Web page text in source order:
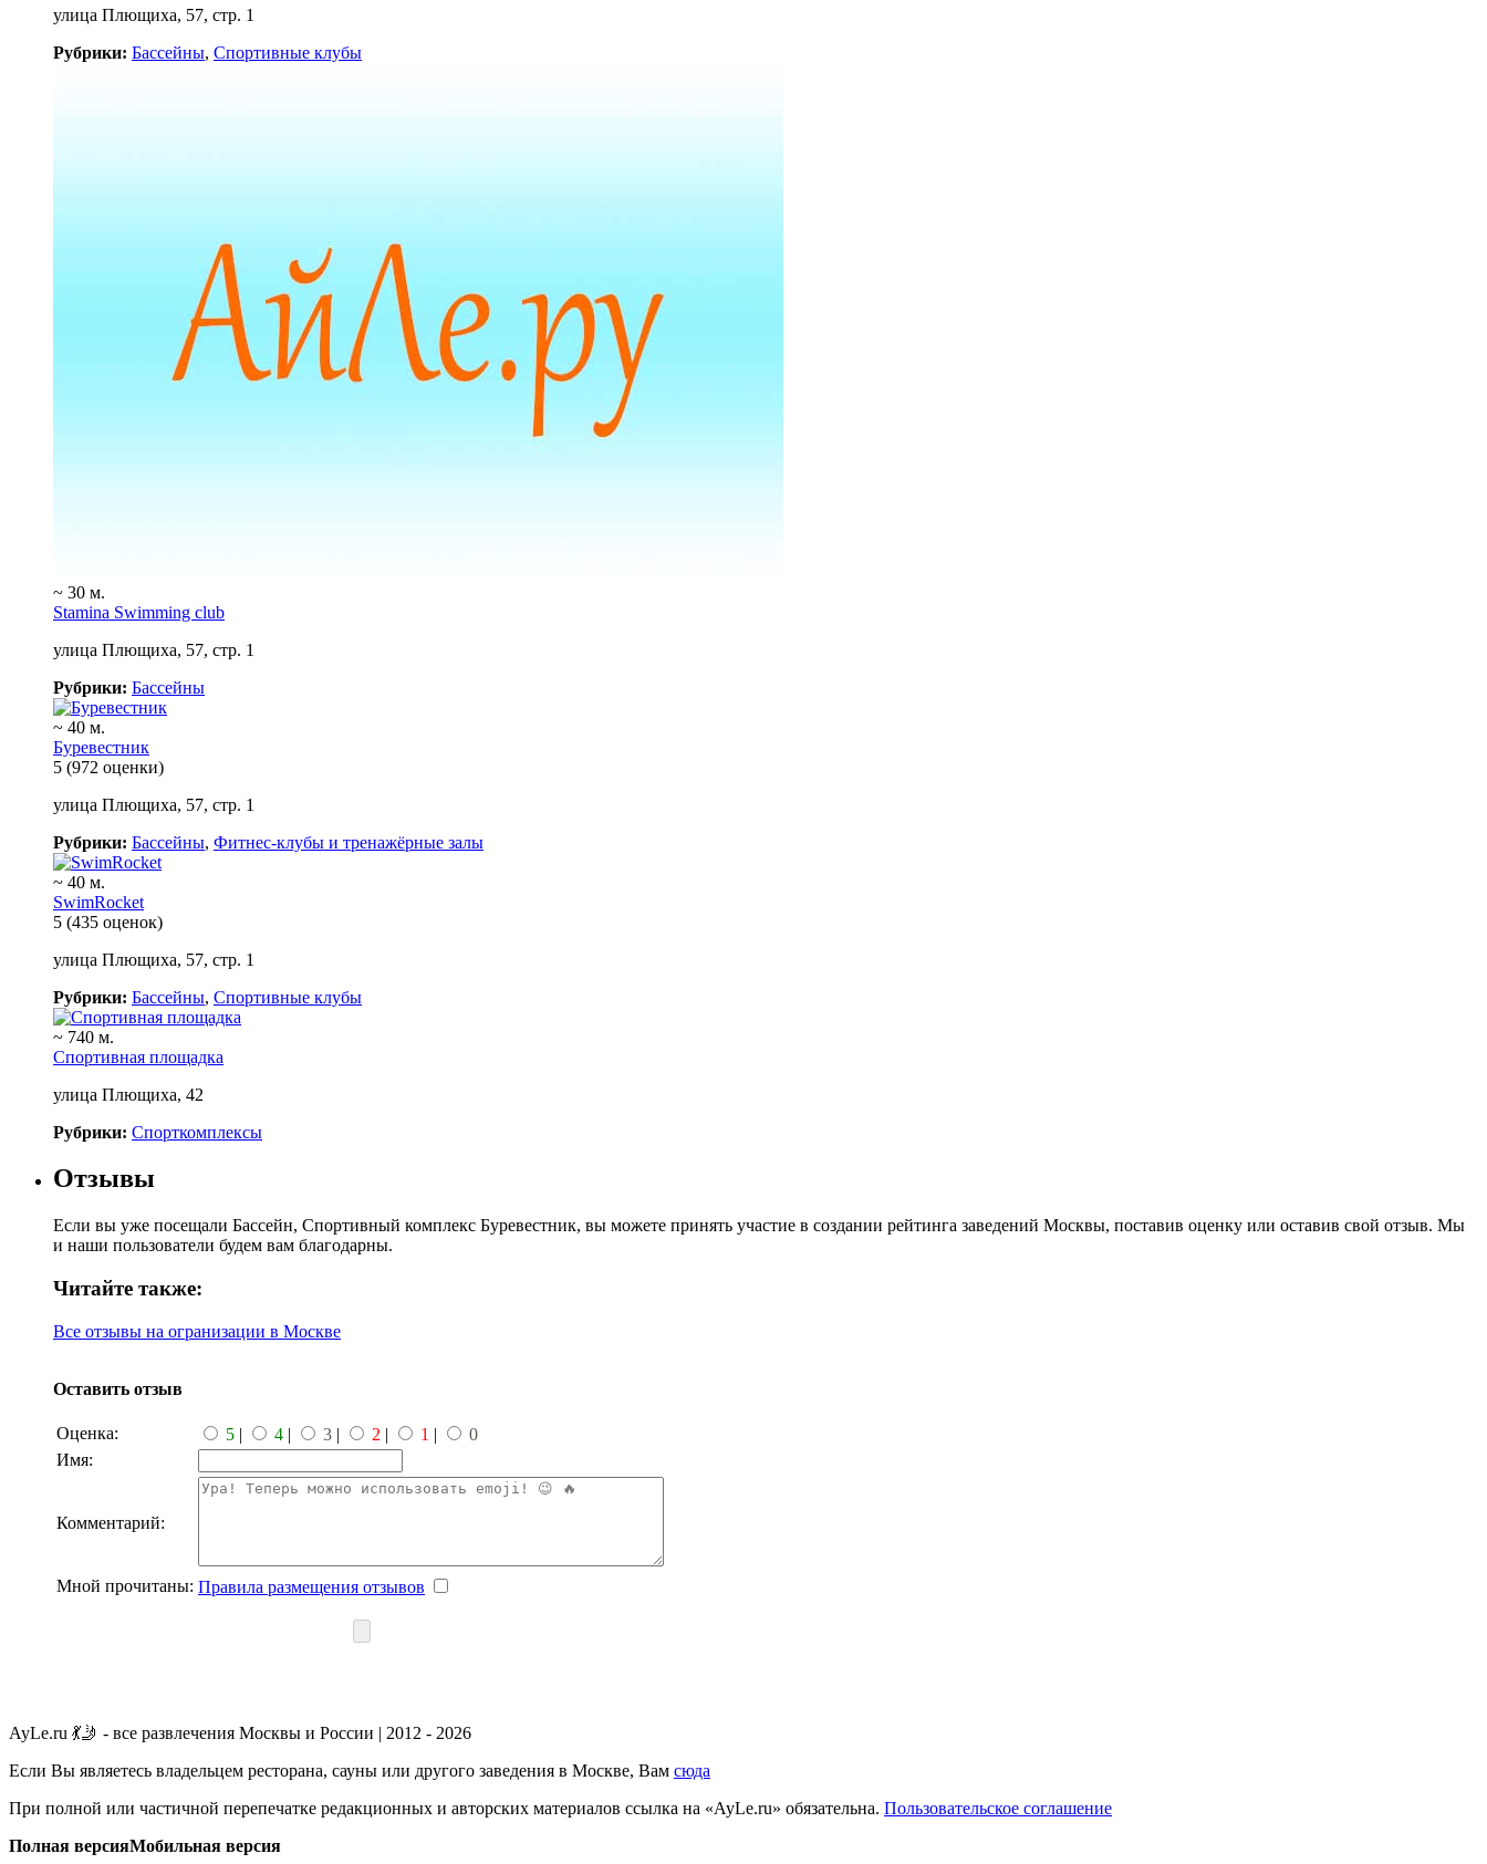
улица Плющиха, 57, стр. 1
Рубрики: Бассейны, Спортивные клубы
~ 30 м.
Stamina Swimming club
улица Плющиха, 57, стр. 1
Рубрики: Бассейны
~ 40 м.
Буревестник
5 (972 оценки)
улица Плющиха, 57, стр. 1
Рубрики: Бассейны, Фитнес-клубы и тренажёрные залы
~ 40 м.
SwimRocket
5 (435 оценок)
улица Плющиха, 57, стр. 1
Рубрики: Бассейны, Спортивные клубы
~ 740 м.
Спортивная площадка
улица Плющиха, 42
Рубрики: Спорткомплексы
Отзывы
Если вы уже посещали Бассейн, Спортивный комплекс Буревестник, вы можете принять участие в создании рейтинга заведений Москвы, поставив оценку или оставив свой отзыв. Мы
и наши пользователи будем вам благодарны.
Читайте также:
Все отзывы на огранизации в Москве
Оставить отзыв
Оценка: 5 | 4 | 3 | 2 | 1 |
0
Имя:
Комментарий:
Мной прочитаны: Правила размещения отзывов
AyLe.ru 💃🤳 - все развлечения Москвы и России | 2012 - 2026
Если Вы являетесь владельцем ресторана, сауны или другого заведения в Москве, Вам сюда
При полной или частичной перепечатке редакционных и авторских материалов ссылка на «AyLe.ru» обязательна. Пользовательское соглашение
Полная версияМобильная версия